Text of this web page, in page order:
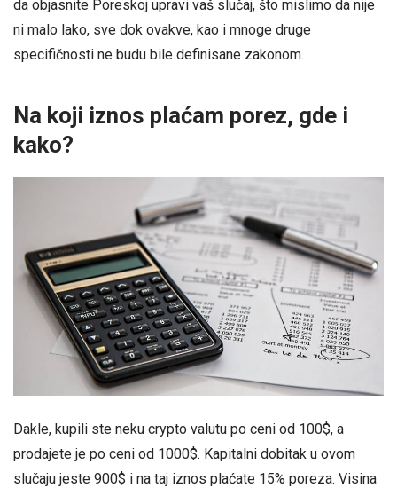
da objasnite Poreskoj upravi vaš slučaj, što mislimo da nije
ni malo lako, sve dok ovakve, kao i mnoge druge
specifičnosti ne budu bile definisane zakonom.
Na koji iznos plaćam porez, gde i
kako?
Dakle, kupili ste neku crypto valutu po ceni od 100$, a
prodajete je po ceni od 1000$. Kapitalni dobitak u ovom
slučaju jeste 900$ i na taj iznos plaćate 15% poreza. Visina